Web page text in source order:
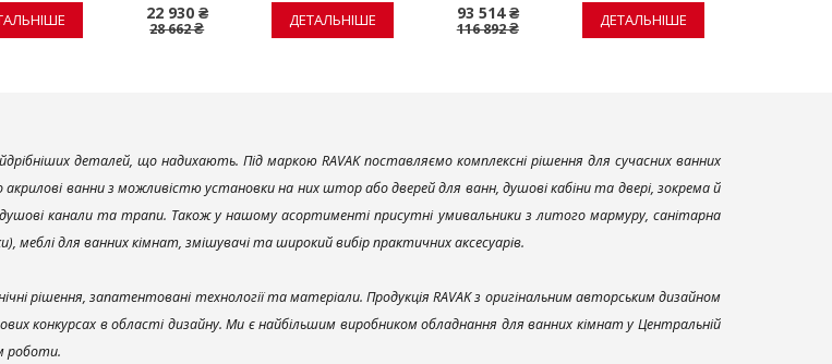
22 930 ₴
28 662 ₴ ДЕТАЛЬНІШЕ 93 514 ₴
116 892 ₴ ДЕТАЛЬНІШЕ
деталей, що надихають. Під маркою RAVAK поставляємо комплексні рішення для сучасних ванних
акрилові ванни з можливістю установки на них штор або дверей для ванн, душові кабіни та двері, зокрема й
канали та трапи. Також у нашому асортименті присутні умивальники з литого мармуру, санітарна
меблі для ванних кімнат, змішувачі та широкий вибір практичних аксесуарів.
рішення, запатентовані технології та матеріали. Продукція RAVAK з оригінальним авторським дизайном
конкурсах в області дизайну. Ми є найбільшим виробником обладнання для ванних кімнат у Центральній
роботи.